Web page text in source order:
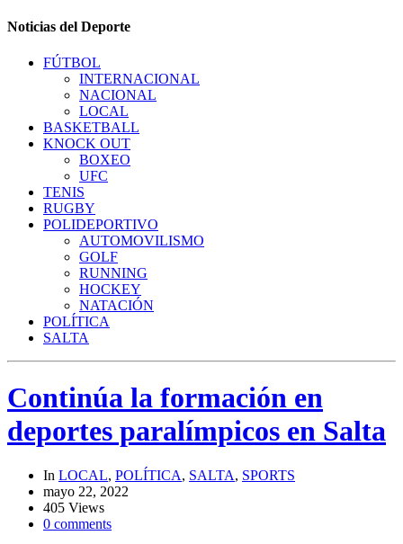
Noticias del Deporte
FÚTBOL
INTERNACIONAL
NACIONAL
LOCAL
BASKETBALL
KNOCK OUT
BOXEO
UFC
TENIS
RUGBY
POLIDEPORTIVO
AUTOMOVILISMO
GOLF
RUNNING
HOCKEY
NATACIÓN
POLÍTICA
SALTA
Continúa la formación en
deportes paralímpicos en Salta
In LOCAL, POLÍTICA, SALTA, SPORTS
mayo 22, 2022
405 Views
0 comments